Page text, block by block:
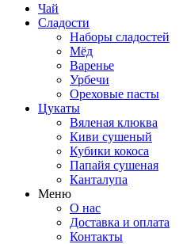
Чай
Сладости
Наборы сладостей
Мёд
Варенье
Урбечи
Ореховые пасты
Цукаты
Вяленая клюква
Киви сушеный
Кубики кокоса
Папайя сушеная
Канталупа
Меню
О нас
Доставка и оплата
Контакты